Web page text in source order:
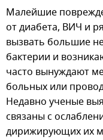
Малейшие
от диабета, ВИЧ и
вызвать большие
бактерии и
часто вынуждают
больных или
Недавно ученые
связаны с
дирижирующих их